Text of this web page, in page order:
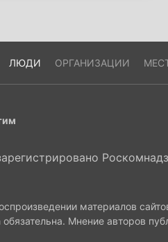
ЛЮДИ ОРГАНИЗАЦИИ
материалов
обязательна. Мнение авторов